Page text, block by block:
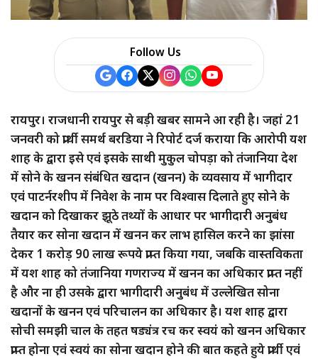
Follow Us
रायपुर। राजधानी रायपुर से बड़ी खबर सामने आ रही है। जहां 21
जनवरी को प्रार्थी समर्थ बरडिया ने रिपोर्ट दर्ज कराया कि आरोपी यश
शाह के द्वारा इसे एवं इसके साथी मुकुल चोपड़ा को तंजानिया देश
में सोने के खनन संबंधित खदान (खनन) के व्यवसाय में भागीदार
एवं पाटर्नरशीप में निवेश के नाम पर विश्वास दिलाते हुए सोने के
खदान को दिखाकर झूठे तथ्यों के आधार पर भागीदारी अनुबंध
तैयार कर सोना खदान में खनन कर लाभ हासिल करने का झांसा
देकर 1 करोड़ 90 लाख रूपये प्राप्त किया गया, जबकि वास्तविकता
में यश शाह को तंजानिया गणराज्य में खनन का अधिकार प्राप्त नहीं
है और ना ही उसके द्वारा भागीदारी अनुबंध में उल्लेखित सोना
खदानों के खनन एवं परिचालन का अधिकार है। यश शाह द्वारा
सोची समझी चाल के तहत षड्यंत्र रच कर स्वयं को खनन अधिकार
प्राप्त होना एवं स्वयं का सोना खदान होने की बात कहते हुये प्रार्थी एवं